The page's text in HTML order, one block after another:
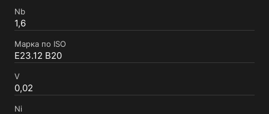
Nb
1,6
Марка по ISO
E23.12 B20
V
0,02
Ni